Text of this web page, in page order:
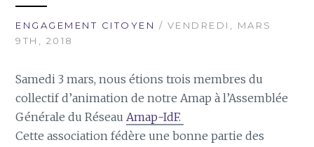
ENGAGEMENT CITOYEN / VENDREDI, MARS
9TH, 2018
Samedi 3 mars, nous étions trois membres du
collectif d’animation de notre Amap à l’Assemblée
Générale du RéseauAmap-IdF.
Cette association fédère une bonne partie des